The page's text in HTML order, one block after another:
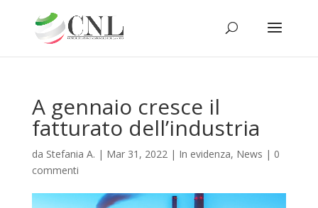
A gennaio cresce il
fatturato dell’industria
da Stefania A. | Mar 31, 2022| In evidenza, News | 0
commenti